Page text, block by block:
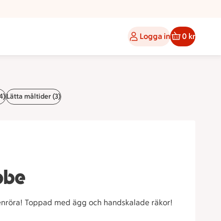
Logga in 0 kr
Lätta måltider (3)
Toppad med ägg och handskalade räkor!